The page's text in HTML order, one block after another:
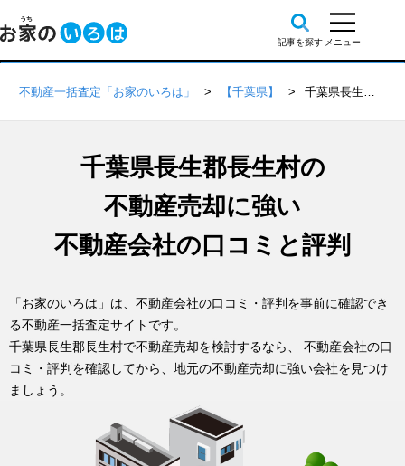
不動産一括査定「お家のいろは」 【千葉県】 千葉県長生郡長生村の不動産会社 口コミ・評判一覧
千葉県長生郡長生村の
不動産売却に強い
不動産会社の口コミと評判
「お家のいろは」は、不動産会社の口コミ・評判を事前に確認でき
る不動産一括査定サイトです。
千葉県長生郡長生村で不動産売却を検討するなら、 不動産会社の口
コミ・評判を確認してから、地元の不動産売却に強い会社を見つけ
ましょう。